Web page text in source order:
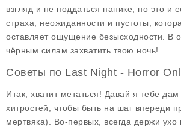
взгляд и не поддаться панике, но это и
страха, неожиданности и пустоты,
оставляет ощущение безысходности. В
чёрным силам захватить твою ночь!
Советы по Last Night - Horror
Итак, хватит метаться! Давай я тебе дам
хитростей, чтобы быть на шаг впереди
мертвяка). Во-первых, всегда держи ухо